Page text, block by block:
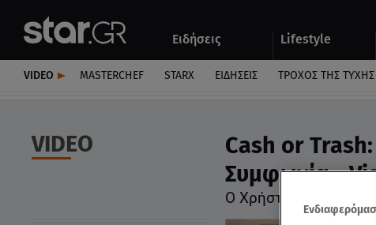
Ειδήσεις Lifestyle
Αυτοκίνητο
VIDEO MASTERCHEF STARX ΕΙΔΉΣΕΙΣ ΤΡΟΧΌΣ ΤΗΣ ΤΎΧΗΣ
VIDEO
Cash or
Συμφωνία -
Ο Χρήστος δέχτηκε